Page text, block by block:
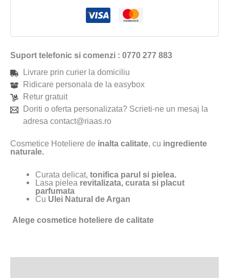
Suport telefonic si comenzi : 0770 277 883
Livrare prin curier la domiciliu
Ridicare personala de la easybox
Retur gratuit
Doriti o oferta personalizata? Scrieti-ne un mesaj la
adresa contact@riaas.ro
Cosmetice Hoteliere de inalta calitate, cu ingrediente
naturale.
Curata delicat, tonifica parul si pielea.
Lasa pielea revitalizata, curata si placut
parfumata
Cu Ulei Natural de Argan
Alege cosmetice hoteliere de calitate